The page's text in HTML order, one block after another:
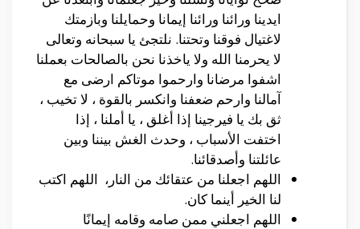
ايدينا ورائنا ورائنا إيمانا وحمايلنا وبازمتك
لاغتيال فوقنا وتحتنا. نلتجئ يا سبحانه وتعالى
لا يحرمنا الله ولا ياخذنا نحن بالصالحات بعملنا
اشفوا مرضانا وارحموا موتاكم ارضى مع
آمالنا وارحم ضعفنا وانكسر بالقوة ، لا تخيب ،
ثق بك يا فيرجينا إذا أغلق ، يا أملنا ، إذا
اختفت الأسباب ، وحدث الغش بيننا وبين
عائلتنا وأصدقائنا.
اللهم اجعلنا من عتقائك من النار، اللهم اكتب
لنا الخير أينما كان.
اللهم اجعلني ممن صامه وقامه إيمانًا